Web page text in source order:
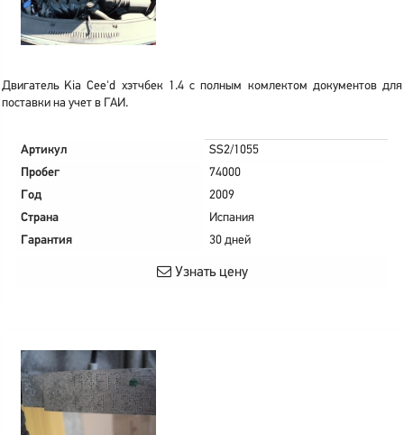
Двигатель Kia Cee'd хэтчбек 1.4 с полным комлектом документов для
поставки на учет в ГАИ.
Артикул
SS2/1055
Пробег
74000
Год
2009
Страна
Испания
Гарантия
30 дней
Узнать цену